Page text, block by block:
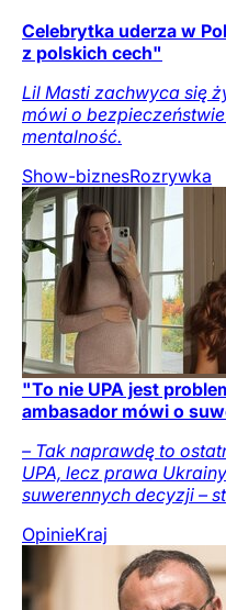
Celebrytka uderza w
z polskich cech"
Lil Masti zachwyca się
mówi o
mentalność.
Show-biznesRozrywka
"To nie UPA jest
ambasador mówi o
– Tak naprawdę to
UPA, lecz prawa
suwerennych decyzji –
OpinieKraj